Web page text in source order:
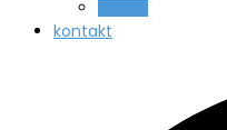
kontakt